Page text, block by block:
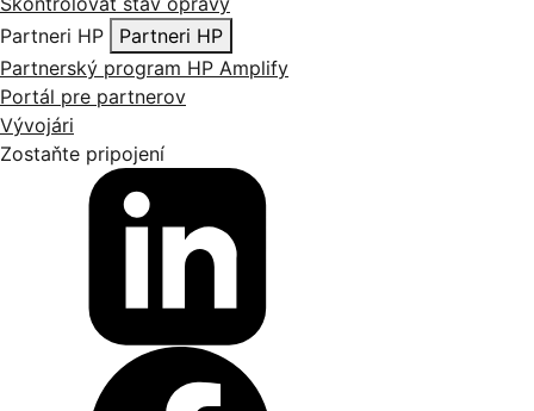
Partneri HP
Partneri HP
Partnerský program HP Amplify
Portál pre partnerov
Vývojári
Zostaňte pripojení